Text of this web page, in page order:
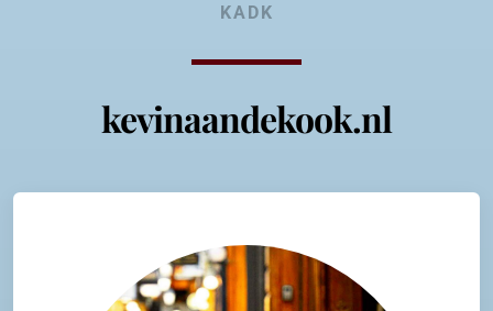
KADK
kevinaandekook.nl